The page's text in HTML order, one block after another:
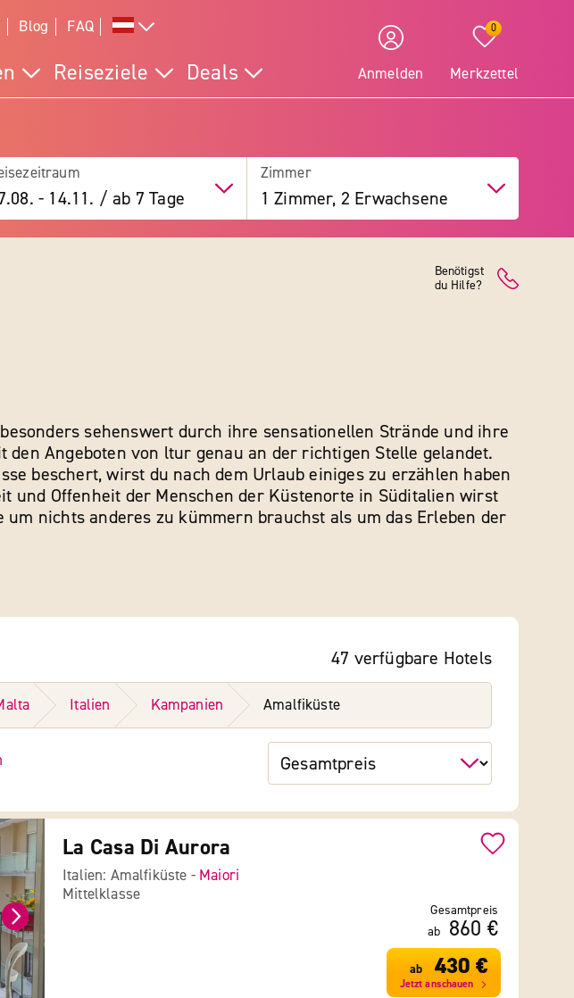
Blog FAQ
Reiseziele Deals Anmelden
0
Merkzettel
- 14.11. / ab 7 Tage
Zimmer
1 Zimmer, 2 Erwachsene
Benötigst
du Hilfe?
sehenswert durch ihre sensationellen Strände und ihre
Angeboten von ltur genau an der richtigen Stelle gelandet.
beschert, wirst du nach dem Urlaub einiges zu erzählen haben
und Offenheit der Menschen der Küstenorte in Süditalien wirst
nichts anderes zu kümmern brauchst als um das Erleben der
47 verfügbare Hotels
Italien Kampanien Amalfiküste
La Casa Di Aurora
Italien: Amalfiküste - Maiori
Mittelklasse
Gesamtpreis
ab
860 €
ab 430 €
Jetzt anschauen